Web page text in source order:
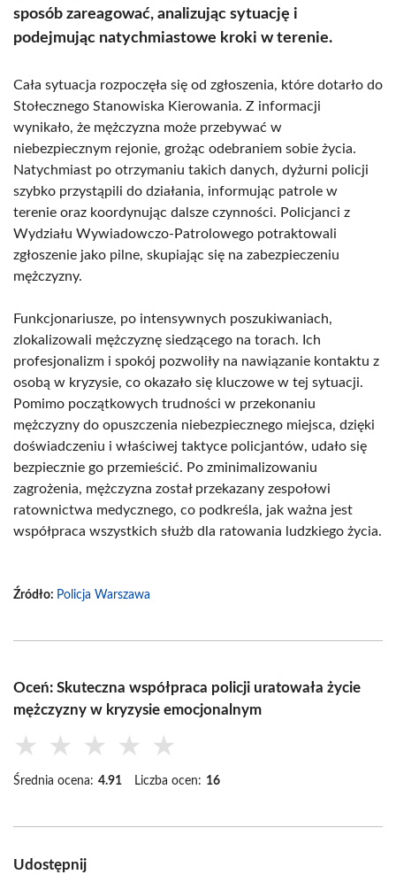
sposób zareagować, analizując sytuację i
podejmując natychmiastowe kroki w terenie.
Cała sytuacja rozpoczęła się od zgłoszenia, które dotarło do
Stołecznego Stanowiska Kierowania. Z informacji
wynikało, że mężczyzna może przebywać w
niebezpiecznym rejonie, grożąc odebraniem sobie życia.
Natychmiast po otrzymaniu takich danych, dyżurni policji
szybko przystąpili do działania, informując patrole w
terenie oraz koordynując dalsze czynności. Policjanci z
Wydziału Wywiadowczo-Patrolowego potraktowali
zgłoszenie jako pilne, skupiając się na zabezpieczeniu
mężczyzny.
Funkcjonariusze, po intensywnych poszukiwaniach,
zlokalizowali mężczyznę siedzącego na torach. Ich
profesjonalizm i spokój pozwoliły na nawiązanie kontaktu z
osobą w kryzysie, co okazało się kluczowe w tej sytuacji.
Pomimo początkowych trudności w przekonaniu
mężczyzny do opuszczenia niebezpiecznego miejsca, dzięki
doświadczeniu i właściwej taktyce policjantów, udało się
bezpiecznie go przemieścić. Po zminimalizowaniu
zagrożenia, mężczyzna został przekazany zespołowi
ratownictwa medycznego, co podkreśla, jak ważna jest
współpraca wszystkich służb dla ratowania ludzkiego życia.
Źródło: Policja Warszawa
Oceń: Skuteczna współpraca policji uratowała życie
mężczyzny w kryzysie emocjonalnym
★ ★ ★ ★ ★
Średnia ocena: 4.91 Liczba ocen: 16
Udostępnij